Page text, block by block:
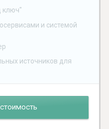
ключ"
и системой
источников для